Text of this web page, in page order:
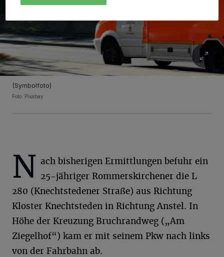
(Symbolfoto)
Foto: Pixabay
N ach bisherigen Ermittlungen befuhr ein
25-jähriger Rommerskirchener die L
280 (Knechtstedener Straße) aus Richtung
Kloster Knechtsteden in Richtung Anstel. In
Höhe der Kreuzung Bruchrandweg („Am
Ziegelhof“) kam er mit seinem Pkw nach links
von der Fahrbahn ab.